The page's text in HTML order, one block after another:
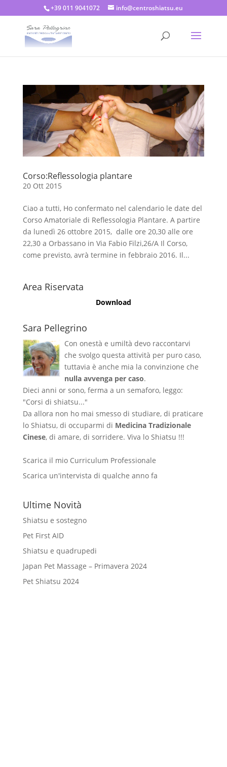
+39 011 9041072 info@centroshiatsu.eu
Corso:Reflessologia plantare
20 Ott 2015
Ciao a tutti, Ho confermato nel calendario le date del
Corso Amatoriale di Reflessologia Plantare. A partire
da lunedì 26 ottobre 2015, dalle ore 20,30 alle ore
22,30 a Orbassano in Via Fabio Filzi,26/A Il Corso,
come previsto, avrà termine in febbraio 2016. Il...
Area Riservata
Download
Sara Pellegrino
Con onestà e umiltà devo raccontarvi
che svolgo questa attività per puro caso,
tuttavia è anche mia la convinzione che
nulla avvenga per caso.
Dieci anni or sono, ferma a un semaforo, leggo:
"Corsi di shiatsu..."
Da allora non ho mai smesso di studiare, di praticare
lo Shiatsu, di occuparmi di Medicina Tradizionale
Cinese, di amare, di sorridere. Viva lo Shiatsu !!!
Scarica il mio Curriculum Professionale
Scarica un'intervista di qualche anno fa
Ultime Novità
Shiatsu e sostegno
Pet First AID
Shiatsu e quadrupedi
Japan Pet Massage – Primavera 2024
Pet Shiatsu 2024